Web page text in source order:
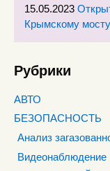
15.05.2023
Крымскому
Рубрики
АВТО
БЕЗОПАСНОСТЬ
Анализ
Видеонаблюдение